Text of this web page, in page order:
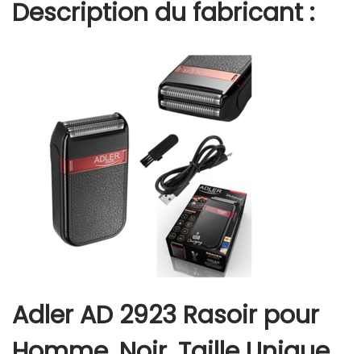
Description du fabricant :
Adler AD 2923 Rasoir pour